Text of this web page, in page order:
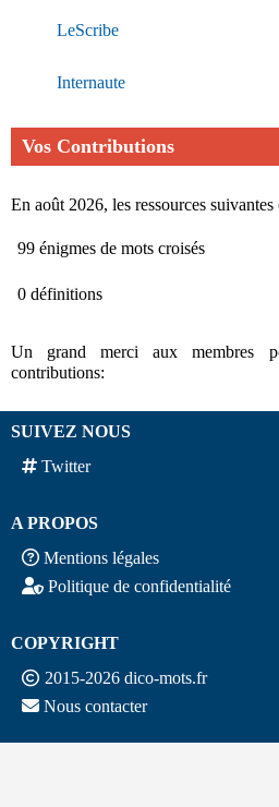
LeScribe
Internaute
Vos Contributions
En août 2026, les ressources
99 énigmes de mots croisés
0 définitions
Un grand merci aux membres
contributions:
SUIVEZ NOUS
Twitter
A PROPOS
Mentions légales
Politique de confidentialité
COPYRIGHT
2015-2026 dico-mots.fr
Nous contacter